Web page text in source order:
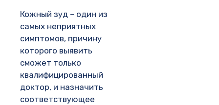
Кожный зуд – один из
самых неприятных
симптомов, причину
которого выявить
сможет только
квалифицированный
доктор, и назначить
соответствующее